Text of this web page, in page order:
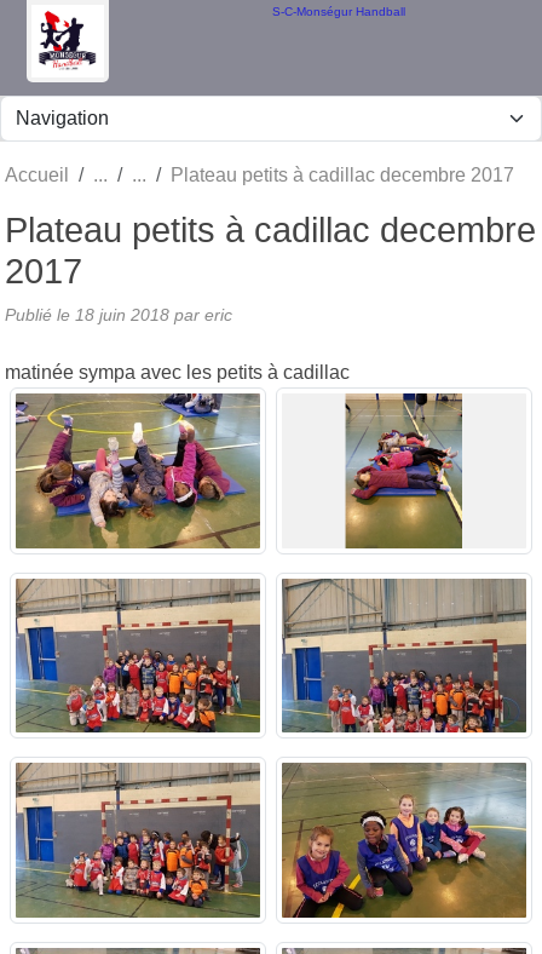
S-C-Monségur Handball
Accueil Plateau petits à cadillac decembre 2017
Plateau petits à cadillac decembre
2017
Publié le 18 juin 2018 par eric
matinée sympa avec les petits à cadillac
Panneau de gestion des cookies